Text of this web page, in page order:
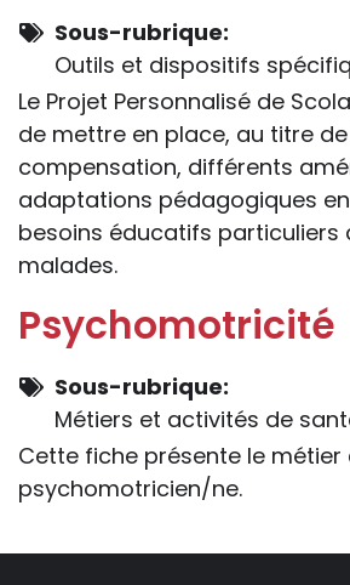
Sous-rubrique
Outils et dispositifs
Le Projet Personnalisé de
de mettre en place, au titre
compensation, différents
adaptations pédagogiques
besoins éducatifs particuliers
malades.
Psychomotricité
Sous-rubrique
Métiers et activités de
Cette fiche présente le métier
psychomotricien/ne.